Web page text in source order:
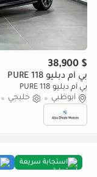
$ 38,900
بي أم دبليو 118 PURE
بي أم دبليو 118 PURE
أبوظبي
خليجي
استجابة سريعة